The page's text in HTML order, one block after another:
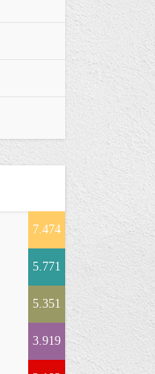
7.474
5.771
5.351
3.919